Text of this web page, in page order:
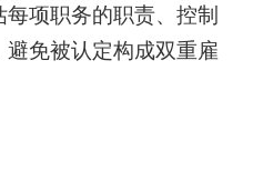
项职务的职责、控制
免被认定构成双重雇